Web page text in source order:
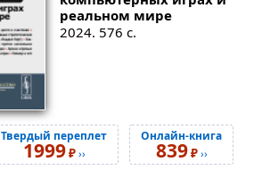
реальном мире
2024. 576 с.
Твердый переплет
1999₽››
Онлайн-книга
839₽››